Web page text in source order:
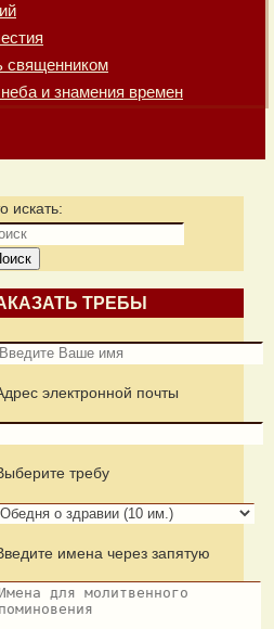
священником
и знамения времен
искать:
ТРЕБЫ
электронной почты
требу
имена через запятую